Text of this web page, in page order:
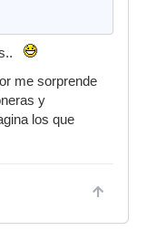
me sorprende
y
los que